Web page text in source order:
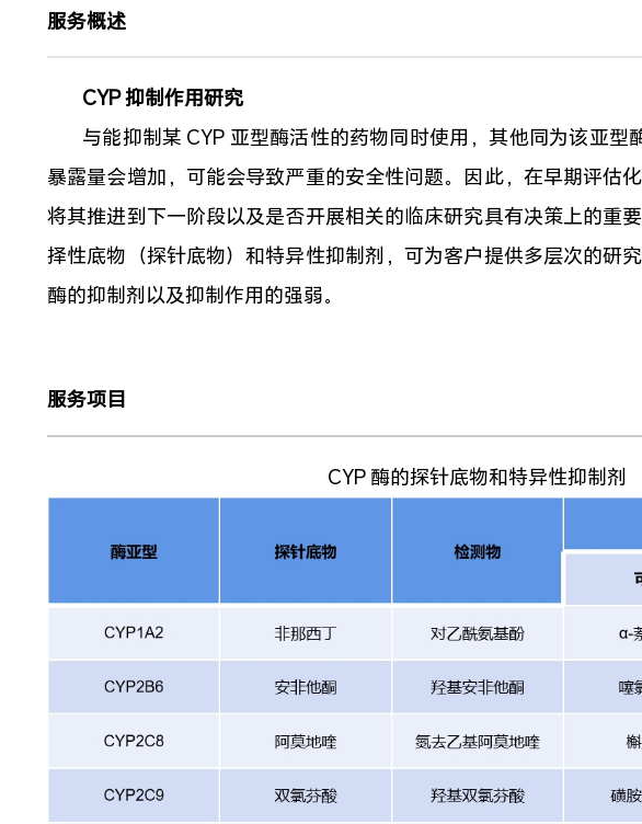
服务概述
CYP 抑制作用研究
与能抑制某 CYP 亚型酶活性的药物同时使用，其他同为该亚型
暴露量会增加，可能会导致严重的安全性问题。因此，在早期评估
将其推进到下一阶段以及是否开展相关的临床研究具有决策上的重
择性底物（探针底物）和特异性抑制剂，可为客户提供多层次的研
酶的抑制剂以及抑制作用的强弱。
服务项目
CYP 酶的探针底物和特异性抑制剂